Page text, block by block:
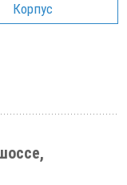
Корпус